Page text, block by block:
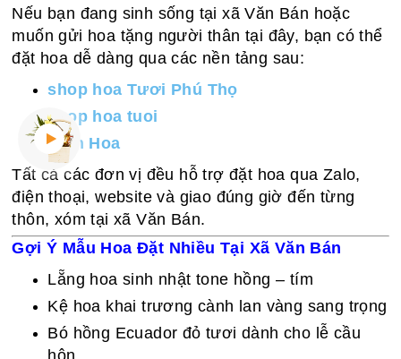
Nếu bạn đang sinh sống tại xã Văn Bán hoặc
muốn gửi hoa tặng người thân tại đây, bạn có thể
đặt hoa dễ dàng qua các nền tảng sau:
shop hoa Tươi Phú Thọ
shop hoa tuoi
Điện Hoa
Tất cả các đơn vị đều hỗ trợ đặt hoa qua Zalo,
điện thoại, website và giao đúng giờ đến từng
thôn, xóm tại xã Văn Bán.
Gợi Ý Mẫu Hoa Đặt Nhiều Tại Xã Văn Bán
Lẵng hoa sinh nhật tone hồng – tím
Kệ hoa khai trương cành lan vàng sang trọng
Bó hồng Ecuador đỏ tươi dành cho lễ cầu